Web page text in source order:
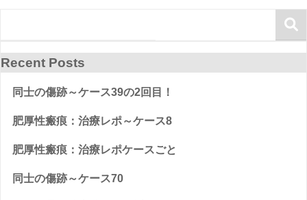
Recent Posts
同士の傷跡～ケース39の2回目！
肥厚性瘢痕：治療レポ～ケース8
肥厚性瘢痕：治療レポケースごと
同士の傷跡～ケース70